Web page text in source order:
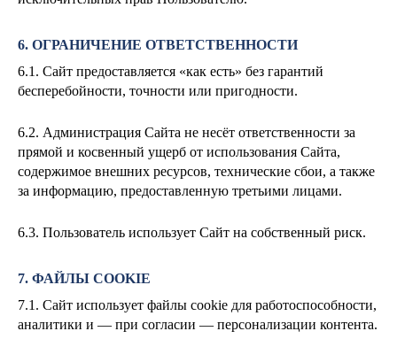
6. ОГРАНИЧЕНИЕ ОТВЕТСТВЕННОСТИ
6.1. Сайт предоставляется «как есть» без гарантий
бесперебойности, точности или пригодности.
6.2. Администрация Сайта не несёт ответственности за
прямой и косвенный ущерб от использования Сайта,
содержимое внешних ресурсов, технические сбои, а также
за информацию, предоставленную третьими лицами.
6.3. Пользователь использует Сайт на собственный риск.
7. ФАЙЛЫ COOKIE
7.1. Сайт использует файлы cookie для работоспособности,
аналитики и — при согласии — персонализации контента.